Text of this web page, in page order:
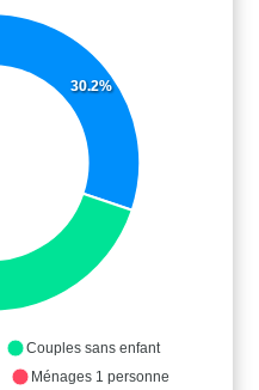
30.2%
Couples sans enfant
Ménages 1 personne